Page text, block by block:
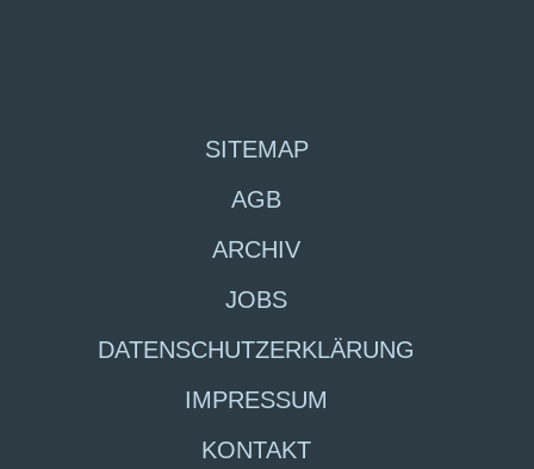
SITEMAP
AGB
ARCHIV
JOBS
DATENSCHUTZERKLÄRUNG
IMPRESSUM
KONTAKT